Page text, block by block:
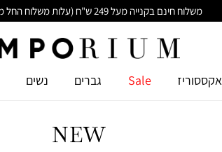
משלוח חינם בקנייה מעל 249 ש"ח (עלות משלוח החל מ-14.90 ש"ח)
אקססוריז Sale גברים נשים
NEW